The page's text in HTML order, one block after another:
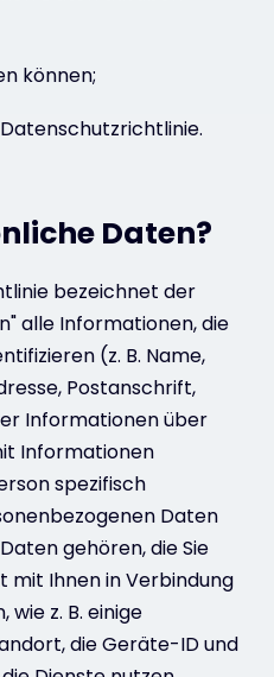
können;
Daten?
bezeichnet der
alle Informationen, die
(z. B. Name,
Postanschrift,
Informationen über
Informationen
spezifisch
Daten
gehören, die Sie
mit Ihnen in Verbindung
z. B. einige
die Geräte-ID und